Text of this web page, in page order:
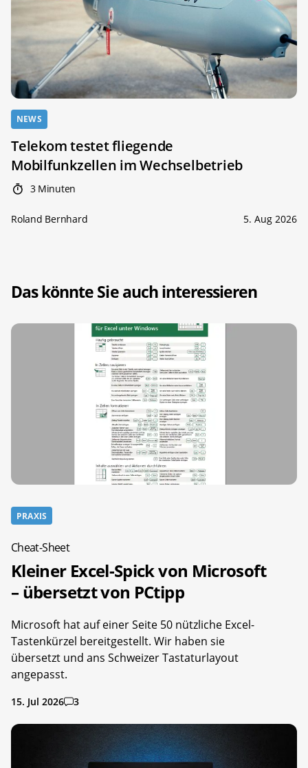
NEWS
Telekom testet fliegende
Mobilfunkzellen im Wechselbetrieb
3 Minuten
Roland Bernhard 5. Aug 2026
Das könnte Sie auch interessieren
PRAXIS
Cheat-Sheet
Kleiner Excel-Spick von Microsoft
– übersetzt von PCtipp
Microsoft hat auf einer Seite 50 nützliche Excel-
Tastenkürzel bereitgestellt. Wir haben sie
übersetzt und ans Schweizer Tastaturlayout
angepasst.
15. Jul 2026 3